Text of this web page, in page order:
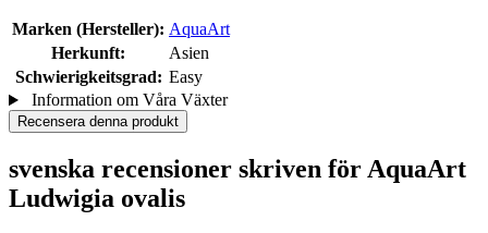
Marken (Hersteller): AquaArt
Herkunft:
Asien
Schwierigkeitsgrad: Easy
Information om Våra Växter
Recensera denna produkt
svenska recensioner skriven för AquaArt
Ludwigia ovalis